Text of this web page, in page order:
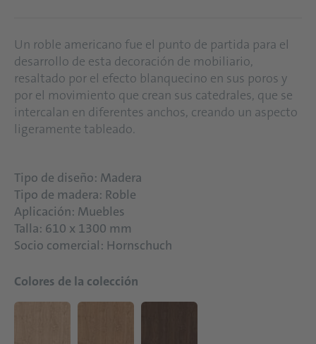
Un roble americano fue el punto de partida para el
desarrollo de esta decoración de mobiliario,
resaltado por el efecto blanquecino en sus poros y
por el movimiento que crean sus catedrales, que se
intercalan en diferentes anchos, creando un aspecto
ligeramente tableado.
Tipo de diseño: Madera
Tipo de madera: Roble
Aplicación: Muebles
Talla: 610 x 1300 mm
Socio comercial: Hornschuch
Colores de la colección